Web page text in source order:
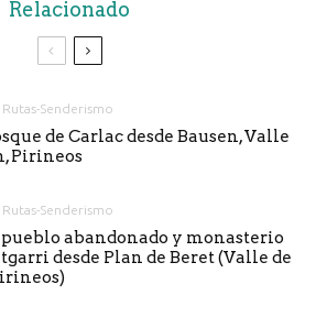
Relacionado
Rutas-Senderismo
de Carlac desde Bausen, Valle
Pirineos
Rutas-Senderismo
abandonado y monasterio
desde Plan de Beret (Valle de